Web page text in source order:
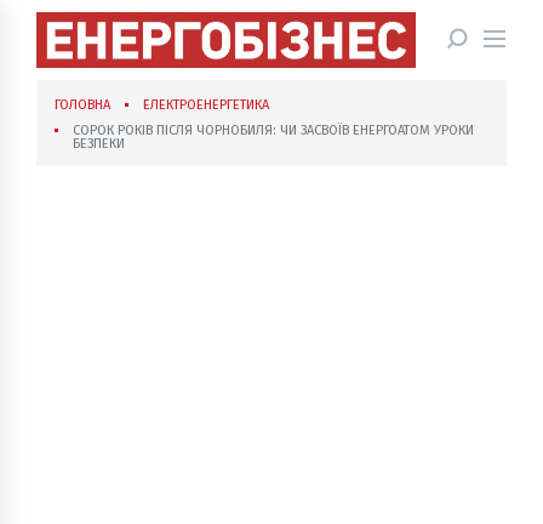
ГОЛОВНА
ЕЛЕКТРОЕНЕРГЕТИКА
СОРОК РОКІВ ПІСЛЯ ЧОРНОБИЛЯ: ЧИ ЗАСВОЇВ ЕНЕРГОАТОМ УРОКИ
БЕЗПЕКИ